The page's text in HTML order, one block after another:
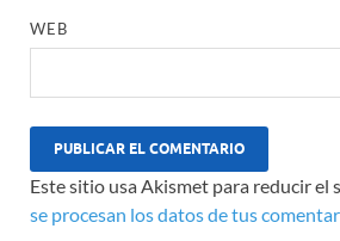
WEB
Este sitio usa Akismet para reducir el
se procesan los datos de tus